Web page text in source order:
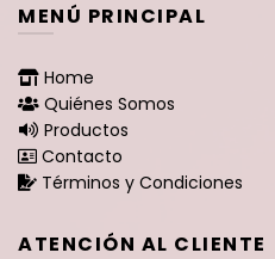
MENÚ PRINCIPAL
Home
Quiénes Somos
Productos
Contacto
Términos y Condiciones
ATENCIÓN AL CLIENTE